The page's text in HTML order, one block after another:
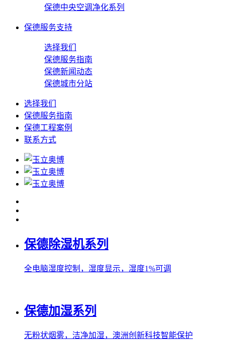
保德中央空调净化系列
保德服务支持
选择我们
保德服务指南
保德新闻动态
保德城市分站
选择我们
保德服务指南
保德工程案例
联系方式
保德除湿机系列
全电脑湿度控制，湿度显示，湿度1%可调
保德加湿系列
无粉状烟雾，洁净加湿，澳洲创新科技智能保护